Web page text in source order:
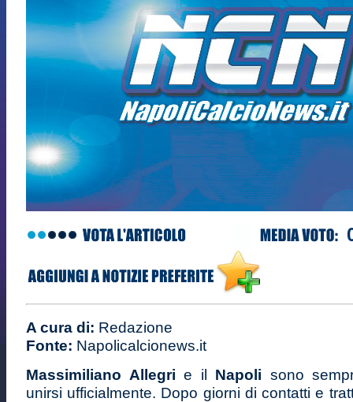
A cura di: Redazione
Fonte: Napolicalcionews.it
Massimiliano Allegrie il Napoli sono
unirsi ufficialmente. Dopo giorni di contatti e